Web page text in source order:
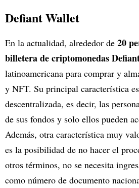
Defiant Wallet
En la actualidad, alrededor de 20
billetera de criptomonedas
latinoamericana para comprar y
y NFT. Su principal característica
descentralizada, es decir, las
de sus fondos y solo ellos pueden
Además, otra característica muy
es la posibilidad de no hacer el
otros términos, no se necesita
como número de documento